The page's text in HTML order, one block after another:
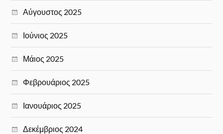
Αύγουστος 2025
Ιούνιος 2025
Μάιος 2025
Φεβρουάριος 2025
Ιανουάριος 2025
Δεκέμβριος 2024